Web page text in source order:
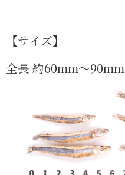
【サイズ】
全長 約60mm～90mm